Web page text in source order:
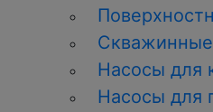
Насосы для
Насосы для